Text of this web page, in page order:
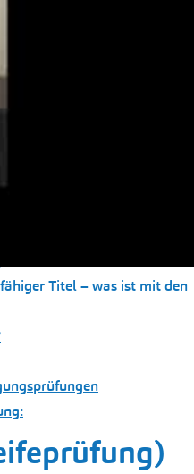
Professional“ Österreich:
Urkunden eingetragen
Titel – was ist mit den